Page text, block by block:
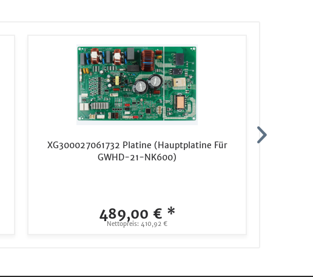
XG300027061732 Platine (Hauptplatine Für
GWHD-21-NK600)
489,00 € *
Nettopreis: 410,92 €